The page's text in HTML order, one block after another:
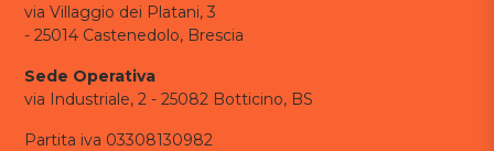
via Villaggio dei Platani, 3
- 25014 Castenedolo, Brescia
Sede Operativa
via Industriale, 2 - 25082 Botticino, BS
Partita iva 03308130982